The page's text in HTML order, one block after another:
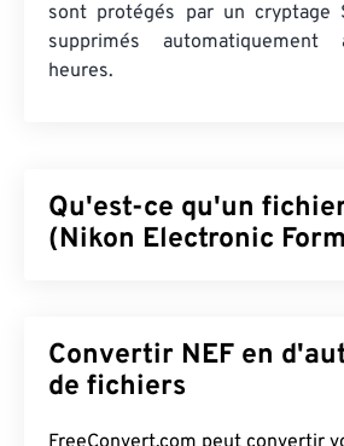
sont protégés par un
supprimés automatiquement
heures.
Qu'est-ce qu'un
(Nikon Electronic
Nikon. Il s'agit d'un format RAW,
qu'il inclut toutes les informations
que les données relatives à
Convertir NEF en d'autres types
de fichiers